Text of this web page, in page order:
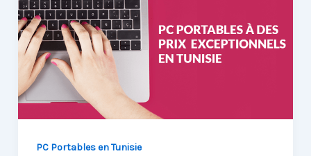
PC Portables en Tunisie